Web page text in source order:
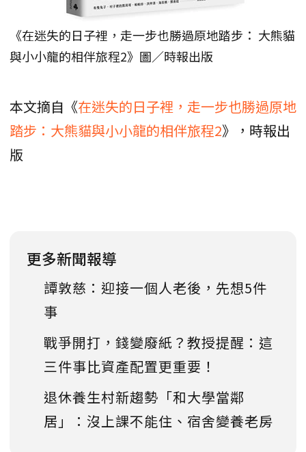
《在迷失的日子裡，走一步也勝過原地踏步： 大熊貓
與小小龍的相伴旅程2》圖／時報出版
本文摘自《在迷失的日子裡，走一步也勝過原地
踏步：大熊貓與小小龍的相伴旅程2》，時報出
版
更多新聞報導
譚敦慈：迎接一個人老後，先想5件
事
戰爭開打，錢變廢紙？教授提醒：這
三件事比資產配置更重要！
退休養生村新趨勢「和大學當鄰
居」：沒上課不能住、宿舍變養老房